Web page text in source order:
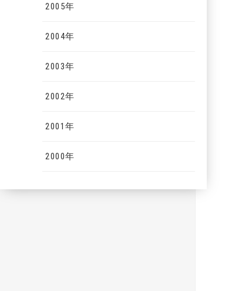
2005年
2004年
2003年
2002年
2001年
2000年